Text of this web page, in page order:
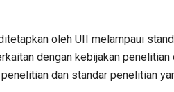
oleh UII melampaui
dengan kebijakan
dan standar penelitian